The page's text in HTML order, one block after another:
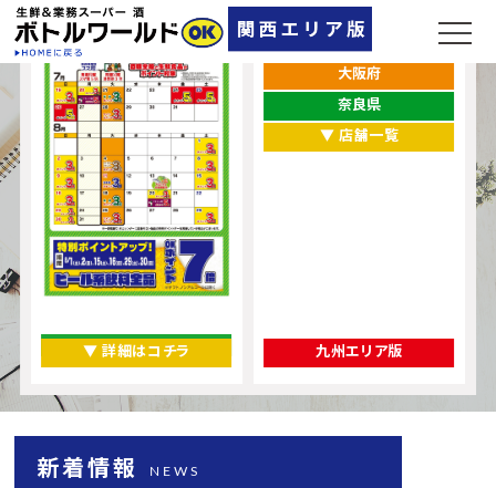
▼ 詳細はコチラ
大阪府
奈良県
▼ 店舗一覧
九州エリア版
新着情報 NEWS